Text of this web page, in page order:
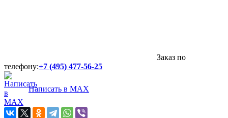
Заказ по
телефону:+7 (495) 477-56-25
Написать в MAX